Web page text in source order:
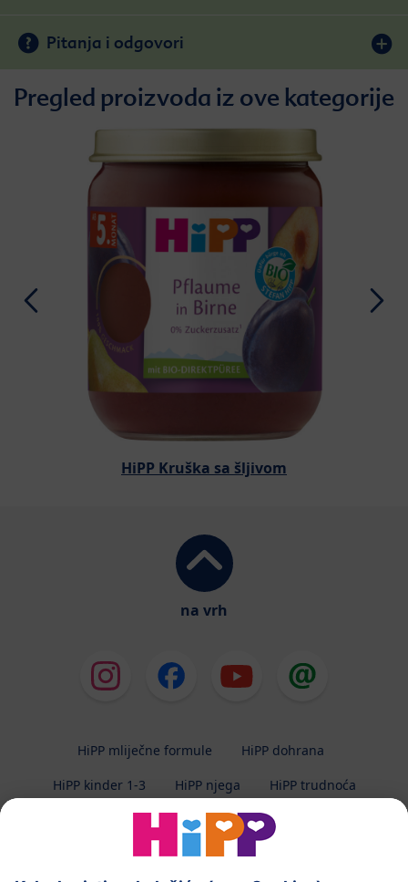
Pitanja i odgovori
Pregled proizvoda iz ove kategorije
HiPP Kruška sa šljivom
na vrh
HiPP mliječne formule
HiPP dohrana
HiPP kinder 1-3
HiPP njega HiPP trudnoća
Zaštita privatnosti
Uvjeti korištenja